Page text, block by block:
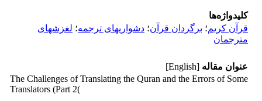
کلیدواژه‌ها
قرآن کریم؛ برگردان قرآن؛ دشواریهای ترجمه؛ لغزشهای
مترجمان
عنوان مقاله [English]
The Challenges of Translating the Quran and the Errors of Some
Translators (Part 2(